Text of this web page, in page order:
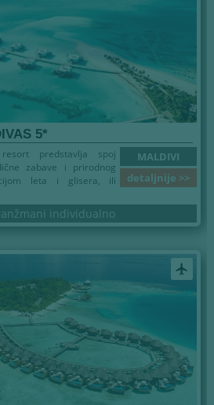
5*
MALDIVI
detaljnije >>
predstavlja spoj
zabave i prirodnog
leta i glisera, ili
individualno
airplanemode_active